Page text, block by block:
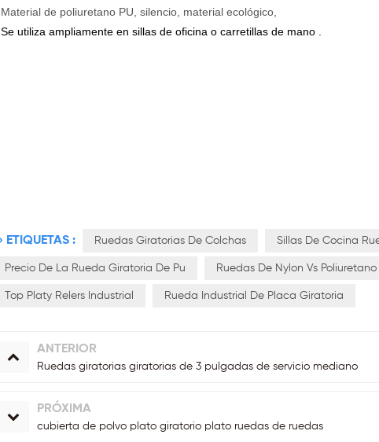
Material de poliuretano PU, silencio, material ecológico,
Se utiliza ampliamente en sillas de oficina o carretillas de mano .
ETIQUETAS : Ruedas Giratorias De Colchas Sillas De Cocina
Precio De La Rueda Giratoria De Pu Ruedas De Nylon Vs Poliuretano
Top Platy Relers Industrial Rueda Industrial De Placa Giratoria
ANTERIOR
Ruedas giratorias giratorias de 3 pulgadas de servicio mediano
PRÓXIMA
cubierta de polvo plato giratorio plato ruedas de ruedas